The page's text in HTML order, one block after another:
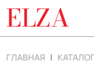
ELZA
ГЛАВНАЯ